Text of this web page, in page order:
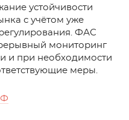
устойчивости
с учётом уже
ФАС
мониторинг
и при необходимости
меры.